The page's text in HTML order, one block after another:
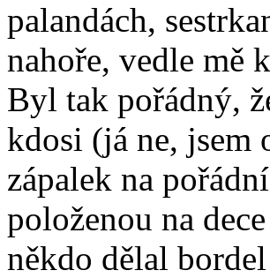
palandách,
nahoře, vedle mě
Byl tak pořádný,
kdosi (já ne,
zápalek na
položenou na
někdo dělal